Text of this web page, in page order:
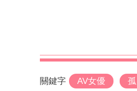
關鍵字 AV女優